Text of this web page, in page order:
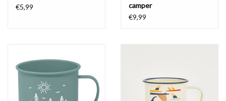
€5,99
camper
€9,99